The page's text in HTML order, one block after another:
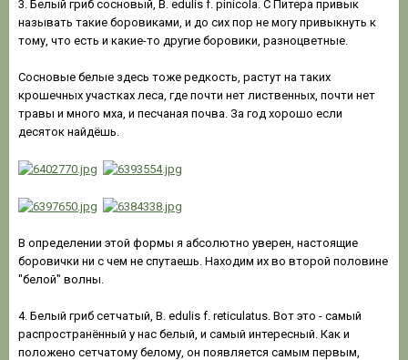
3. Белый гриб сосновый, B. edulis f. pinicola. С Питера привык
называть такие боровиками, и до сих пор не могу привыкнуть к
тому, что есть и какие-то другие боровики, разноцветные.
Сосновые белые здесь тоже редкость, растут на таких
крошечных участках леса, где почти нет лиственных, почти нет
травы и много мха, и песчаная почва. За год хорошо если
десяток найдёшь.
В определении этой формы я абсолютно уверен, настоящие
боровички ни с чем не спутаешь. Находим их во второй половине
"белой" волны.
4. Белый гриб сетчатый, B. edulis f. reticulatus. Вот это - самый
распространённый у нас белый, и самый интересный. Как и
положено сетчатому белому, он появляется самым первым,